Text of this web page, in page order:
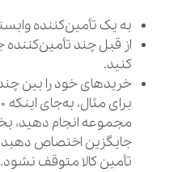
به یک تأمین‌کننده
از قبل چند تأمین‌کننده
کنید.
خریدهای خود را بین
مجموعه انجام دهید،
جایگزین اختصاص دهید
تأمین کالا متوقف نشود.